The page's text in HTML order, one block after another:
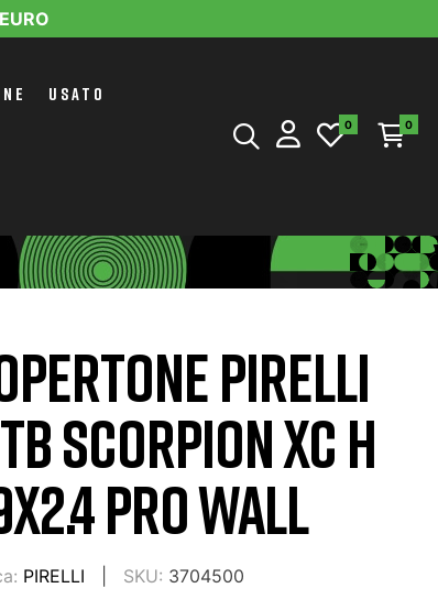
USATO
0 0
PIRELLI
SCORPION XC H
PRO WALL
PIRELLI SKU: 3704500